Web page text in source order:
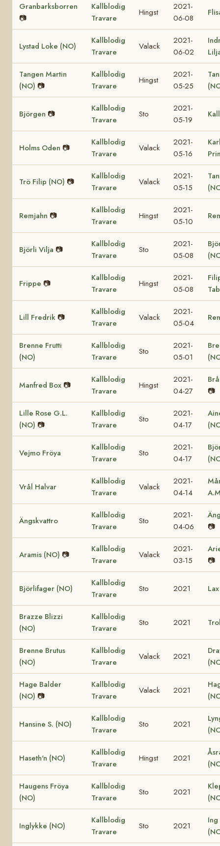
Granbarksborren
📷
Kallblodig
Travare
Hingst
2021-
06-08
Lystad Loke (NO)
Kallblodig
Travare
Valack
2021-
06-02
Tangen Martin
(NO) 📷
Kallblodig
Travare
Hingst
2021-
05-25
Björgen 📷
Kallblodig
Travare
Sto
2021-
05-19
Holms Oden 📷
Kallblodig
Travare
Valack
2021-
05-16
Trö Filip (NO) 📷
Kallblodig
Travare
Valack
2021-
05-15
Remjahn 📷
Kallblodig
Travare
Hingst
2021-
05-10
Björli Vilja 📷
Kallblodig
Travare
Sto
2021-
05-08
Frippe 📷
Kallblodig
Travare
Hingst
2021-
05-08
Lill Fredrik 📷
Kallblodig
Travare
Valack
2021-
05-04
Brenne Frutti
(NO)
Kallblodig
Travare
Sto
2021-
05-01
Manfred Box 📷
Kallblodig
Travare
Hingst
2021-
04-27
📷
Lille Rose G.L.
(NO) 📷
Kallblodig
Travare
Sto
2021-
04-17
Vejmo Fröya
Kallblodig
Travare
Sto
2021-
04-17
Vrål Halvar
Kallblodig
Travare
Valack
2021-
04-14
Ängskvattro
Kallblodig
Travare
Sto
2021-
04-06
📷
Aramis (NO) 📷
Kallblodig
Travare
Valack
2021-
03-15
📷
Björlifager (NO)
Kallblodig
Travare
Sto 2021
Brazze Blizzi
(NO)
Kallblodig
Travare
Sto 2021
Brenne Brutus
(NO)
Kallblodig
Travare
Valack 2021
Hage Balder
(NO) 📷
Kallblodig
Travare
Valack 2021
Hansine S. (NO)
Kallblodig
Travare
Sto 2021
Haseth'n (NO)
Kallblodig
Travare
Hingst 2021
Haugens Fröya
(NO)
Kallblodig
Travare
Sto 2021
Inglykke (NO)
Kallblodig
Travare
Sto 2021